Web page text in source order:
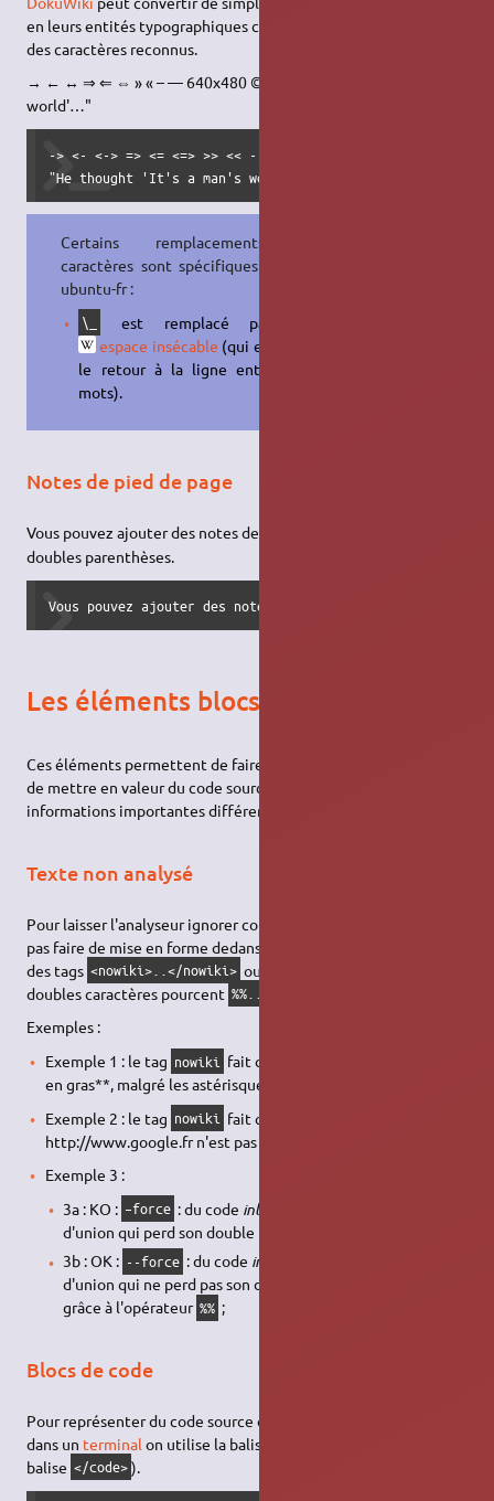
en leurs entités typographiques correctes. Voici un exemple
des caractères reconnus.
→ ← ↔ ⇒ ⇐ ⇔ » « – — 640x480 © ™ ® "He thought 'It's a man's
world'…"
-> <- <-> => <= <=> >> << -- --- 640x480 (c) (tm) (r)
"He thought 'It's a man's world'..."
Certains remplacements de
caractères sont spécifiques au wiki
ubuntu-fr :
\_
est remplacé par une
espace insécable (qui empêche
le retour à la ligne entre deux
mots).
Notes de pied de page
Vous pouvez ajouter des notes de pied de page
doubles parenthèses.
Vous pouvez ajouter des notes de pied de page ((Ceci
Les éléments blocs
Ces éléments permettent de faire ressortir du texte important,
de mettre en valeur du code source ou de juste présenter des
informations importantes différemment.
Texte non analysé
Pour laisser l'analyseur ignorer complètement un bloc (
pas faire de mise en forme dedans), encadrez ce bloc soit avec
des tags <nowiki>..</nowiki> ou encore plus simple, avec des
doubles caractères pourcent %%..%%
Exemples :
Exemple 1 : le tag nowiki fait que **ce texte n'est pas rendu
en gras**, malgré les astérisques.
Exemple 2 : le tag nowiki fait que l'
http://www.google.fr n'est pas rendue comme un lien.
Exemple 3 :
3a : KO : –force : du code inline
d'union qui perd son double trait d'union au rendu ;
3b : OK : --force : du code inline
d'union qui ne perd pas son double trait d'union au rendu,
grâce à l'opérateur %% ;
Blocs de code
Pour représenter du code source ou des commandes à taper
dans un terminal on utilise la balise
balise </code> ).